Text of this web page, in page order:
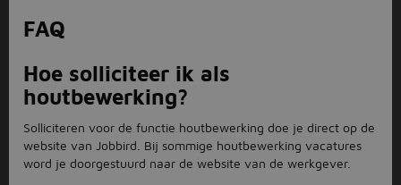
FAQ
Hoe solliciteer ik als
houtbewerking?
Solliciteren voor de functie houtbewerking doe je direct op de
website van Jobbird. Bij sommige houtbewerking vacatures
word je doorgestuurd naar de website van de werkgever.